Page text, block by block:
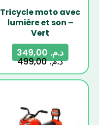
Tricycle moto avec
lumière et son –
Vert
د.م.499,00
د.م.